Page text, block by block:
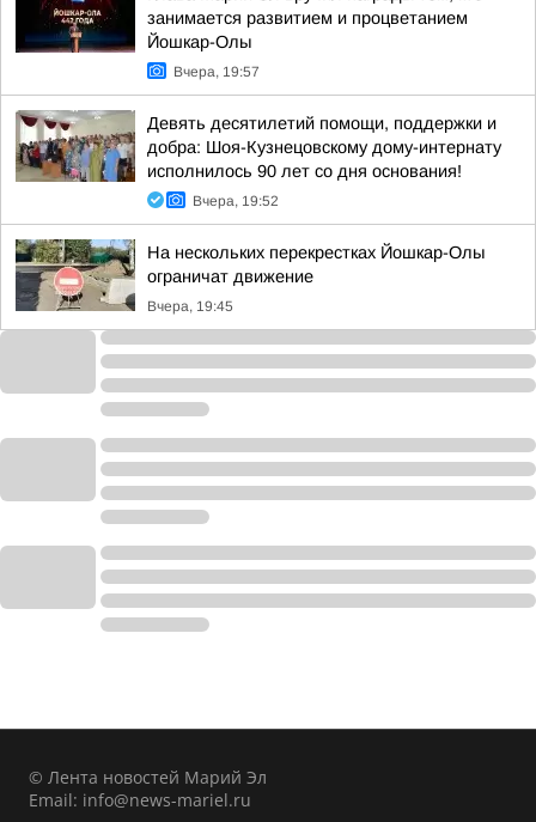
занимается развитием и процветанием
Йошкар-Олы
Вчера, 19:57
Девять десятилетий помощи, поддержки и
добра: Шоя-Кузнецовскому дому-интернату
исполнилось 90 лет со дня основания!
Вчера, 19:52
На нескольких перекрестках Йошкар-Олы
ограничат движение
Вчера, 19:45
© Лента новостей Марий Эл
Email: info@news-mariel.ru